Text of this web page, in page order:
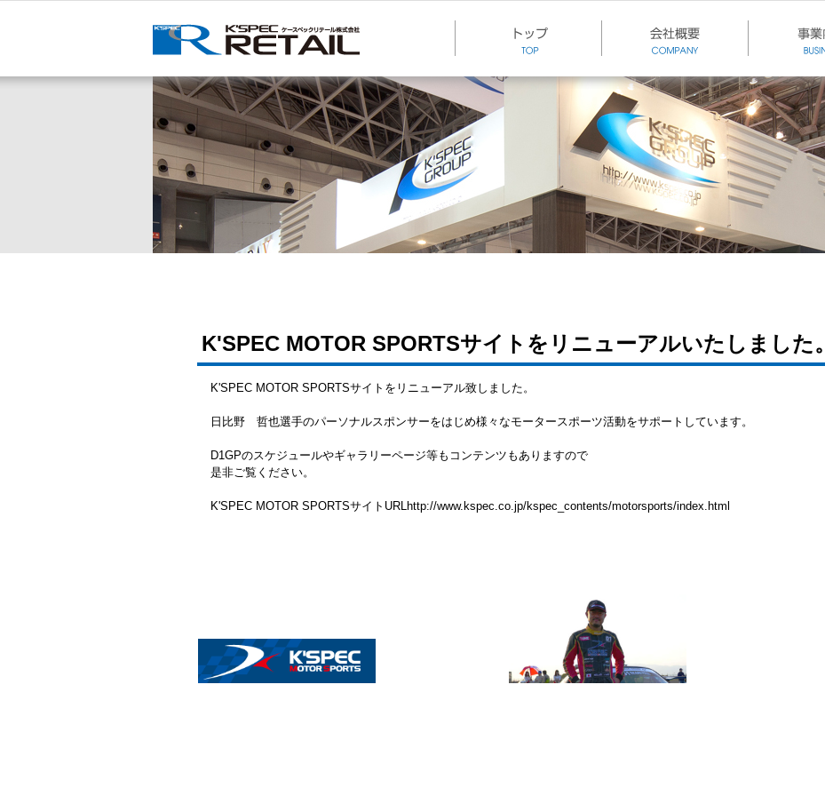
K'SPEC MOTOR SPORTSサイトをリニューアルいたしました。
K'SPEC MOTOR SPORTSサイトをリニューアル致しました。
日比野 哲也選手のパーソナルスポンサーをはじめ様々なモータースポーツ活動をサポートしています。
D1GPのスケジュールやギャラリーページ等もコンテンツもありますので
是非ご覧ください。
K'SPEC MOTOR SPORTSサイトURLhttp://www.kspec.co.jp/kspec_contents/motorsports/index.html